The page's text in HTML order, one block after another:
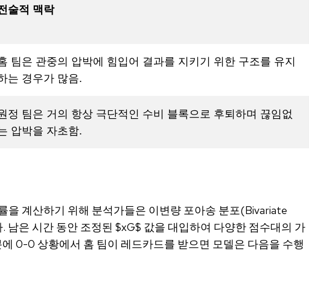
술적 맥락
팀은 관중의 압박에 힘입어 결과를 지키기 위한 구조를 유지
는 경우가 많음.
정 팀은 거의 항상 극단적인 수비 블록으로 후퇴하며 끊임없
압박을 자초함.
을 계산하기 위해 분석가들은 이변량 포아송 분포(Bivariate
남은 시간 동안 조정된 $xG$ 값을 대입하여 다양한 점수대의 가
0-0 상황에서 홈 팀이 레드카드를 받으면 모델은 다음을 수행